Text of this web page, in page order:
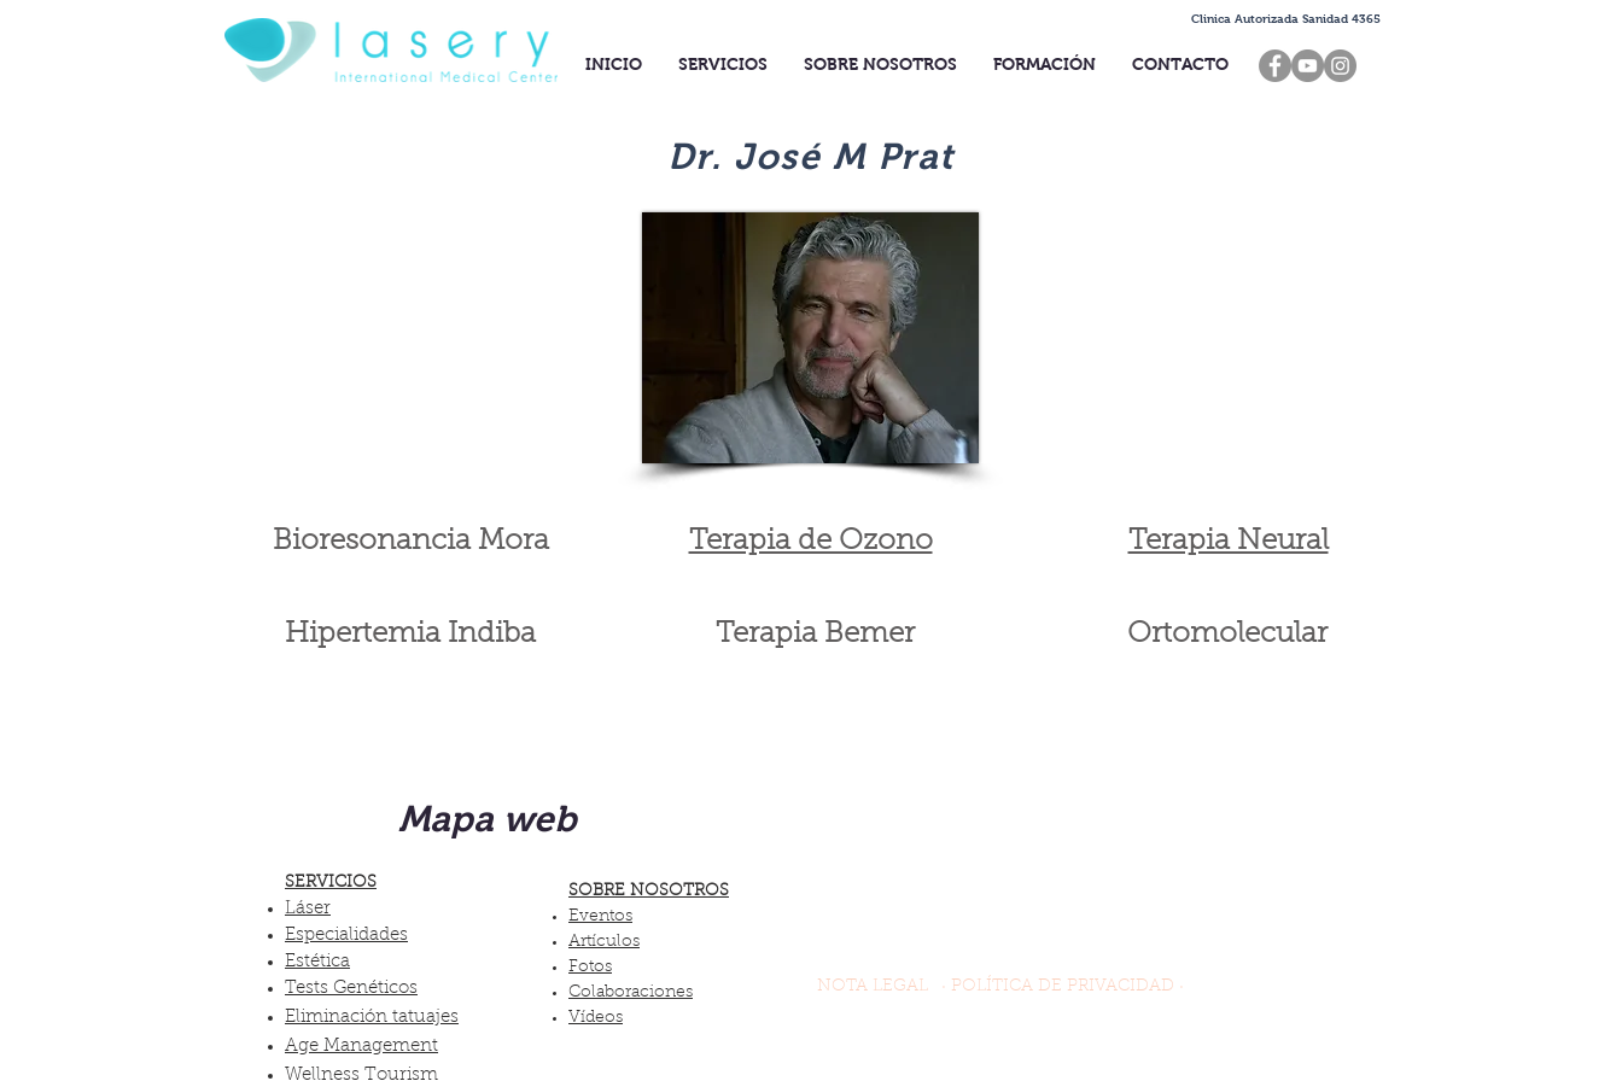
INICIO SERVICIOS SOBRE NOSOTROS FORMACIÓN CONTACTO
Clinica Autorizada Sanidad 4365
Dr. José M Prat
Bioresonancia Mora Terapia de Ozono Terapia Neural
Hipertemia Indiba Terapia Bemer Ortomolecular
Mapa web
SERVICIOS
Láser
Especialidades
Estética
Tests Genéticos
Eliminación tatuajes
Age Management
Wellness Tourism
SOBRE NOSOTROS
Eventos
Artículos
Fotos
Colaboraciones
Vídeos
NOTA LEGAL · POLÍTICA DE PRIVACIDAD ·